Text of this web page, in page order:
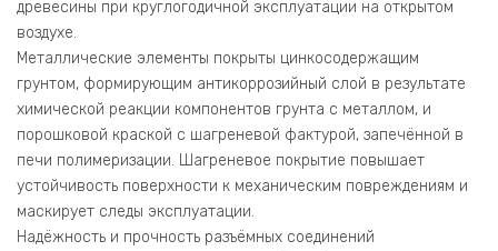
древесины при круглогодичной эксплуатации на открытом
воздухе.
Металлические элементы покрыты цинкосодержащим
грунтом, формирующим антикоррозийный слой в результате
химической реакции компонентов грунта с металлом, и
порошковой краской с шагреневой фактурой, запечённой в
печи полимеризации. Шагреневое покрытие повышает
устойчивость поверхности к механическим повреждениям и
маскирует следы эксплуатации.
Надёжность и прочность разъёмных соединений